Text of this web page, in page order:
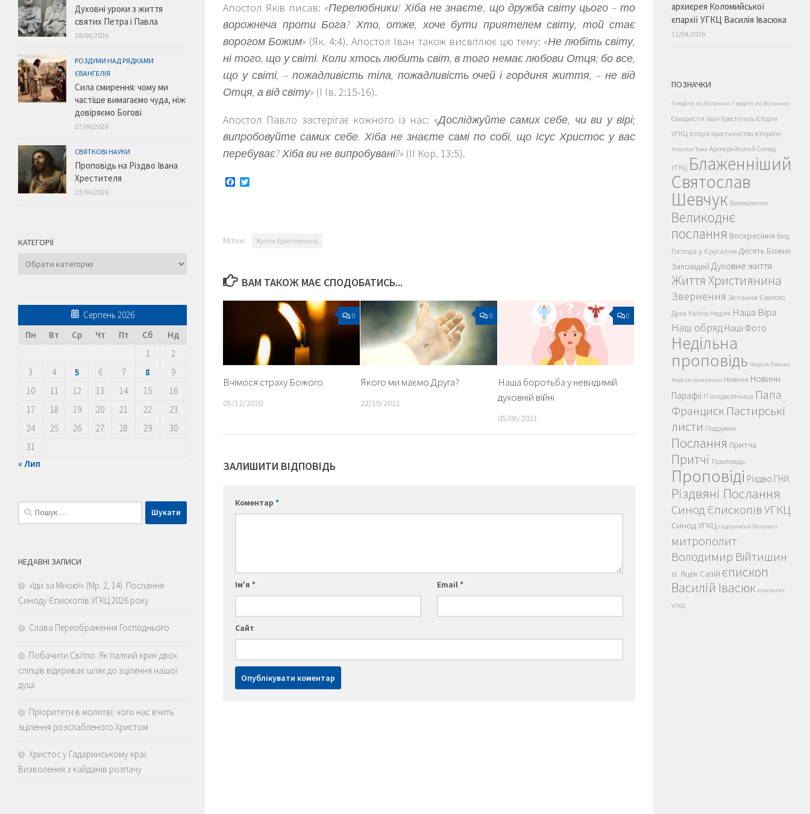
Апостол Яків писав:«Перелюбники! Хіба не знаєте, що дружба світу цього – то
ворожнеча проти Бога? Хто, отже, хоче бути приятелем світу, той стає
ворогом Божим» (Як. 4:4). Апостол Іван також висвітлює цю тему: «Не любіть світу,
ні того, що у світі. Коли хтось любить світ, в того немає любови Отця; бо все,
що у світі, – пожадливість тіла, пожадливість очей і гординя життя, – не від
Отця, а від світу» (І Ів. 2:15-16).
Апостол Павло застерігає кожного із нас: «Досліджуйте самих себе, чи ви у вірі;
випробовуйте самих себе. Хіба не знаєте самі по собі, що Ісус Христос у вас
перебуває? Хіба ви не випробувані?» (ІІ Кор. 13:5).
Facebook
Мітки: Життя Християнина
ВАМ ТАКОЖ МАЄ СПОДОБАТИСЬ...
0
Вчімося страху Божого
05/12/2020
0
Якого ми маємо Друга?
22/10/2021
0
Наша боротьба у невидимій
духовній війні
05/06/2021
ЗАЛИШИТИ ВІДПОВІДЬ
Коментар *
Ім'я * Email*
Сайт
Духовні уроки з життя
святих Петра і Павла
28/06/2026
РОЗДУМИ НАД РЯДКАМИ
ЄВАНГЕЛІЯ
Сила смирення: чому ми
частіше вимагаємо чуда, ніж
довіряємо Богові
27/06/2026
СВЯТКОВІ НАУКИ
Проповідь на Різдво Івана
Хрестителя
23/06/2026
КАТЕГОРІЇ
Категорії
Серпень 2026
Пн
Вт Ср Чт Пт Сб
Нд
1
2
3
4 5 6 7 8
9
10
11 12 13 14 15
16
17
18 19 20 21 22
23
24
25 26 27 28 29
30
31
« Лип
Пошук:
НЕДАВНІ ЗАПИСИ
«Іди за Мною!» (Мр. 2, 14). Послання
Синоду Єпископів УГКЦ 2026 року
Слава Переображення Господнього
Побачити Світло: Як палкий крик двох
сліпців відкриває шлях до зцілення нашої
душі
Пріоритети в молитві: чого нас вчить
зцілення розслабленого Христом
Христос у Гадаринському краї:
Визволення з кайданів розпачу
архиєрея Коломийської
єпархії УГКЦ Василія Івасюка
11/04/2026
ПОЗНАЧКИ
4 неділя по Зісланню 7 неділя по Зісланню
Євхаристія Іван Хреститель Історія
УГКЦ Історія християнства в Україні
Апостол Тома Архиєрейський Синод
УГКЦ Блаженніший
Святослав
Шевчук Богоявлення
Великоднє
послання Воскресіння Вхід
Господа у Єрусалим Десять Божих
Заповідей Духовне життя
Життя Християнина
Звернення Зіслання Святого
Духа Квітна Неділя Наша Віра
Наш обряд Наші Фото
Недільна
проповідь Неділя Томина
Неділя самарянки Новини Новини
Парафії П'ятидесятниця Папа
Франциск Пастирські
листи Подружжя
Послання Притча
Притчі Проповідь
Проповіді Різдво ГНІХ
Різдвяні Послання
Синод Єпископів УГКЦ
Синод УГКЦ гадаринські біснуваті
митрополит
Володимир Війтишин
о. Яцек Салій єпископ
Василій Івасюк єпископат
УГКЦ